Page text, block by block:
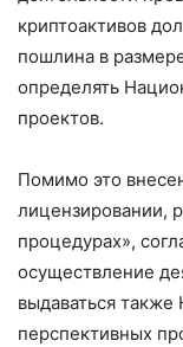
криптоактивов
пошлина в
определять
проектов.
Помимо это
лицензировании,
процедурах»,
осуществление
выдаваться
перспективных